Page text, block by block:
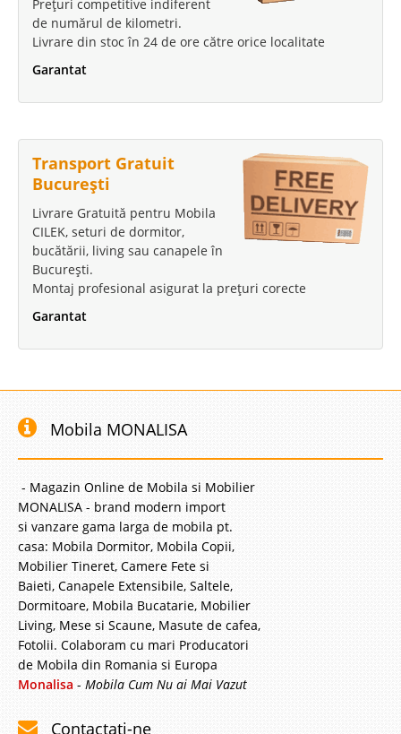
Prețuri competitive indiferent
de numărul de kilometri.
Livrare din stoc în 24 de ore către orice localitate
Garantat
Transport Gratuit
București
Livrare Gratuită pentru Mobila
CILEK, seturi de dormitor,
bucătării, living sau canapele în
București.
Montaj profesional asigurat la prețuri corecte
Garantat
Mobila MONALISA
- Magazin Online de Mobila si Mobilier
MONALISA - brand modern import
si vanzare gama larga de mobila pt.
casa: Mobila Dormitor, Mobila Copii,
Mobilier Tineret, Camere Fete si
Baieti, Canapele Extensibile, Saltele,
Dormitoare, Mobila Bucatarie, Mobilier
Living, Mese si Scaune, Masute de cafea,
Fotolii. Colaboram cu mari Producatori
de Mobila din Romania si Europa
Monalisa - Mobila Cum Nu ai Mai Vazut
Contactati-ne